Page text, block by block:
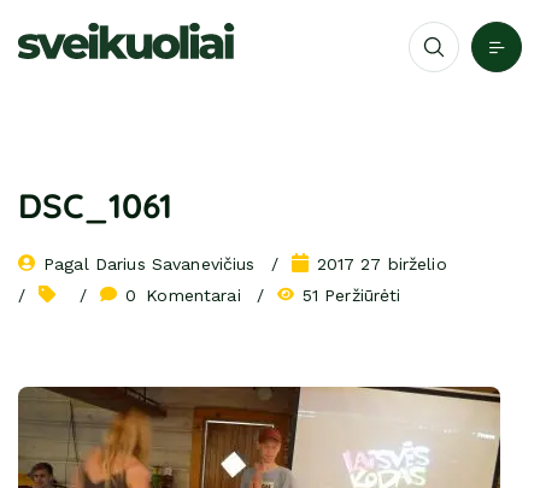
DSC_1061
Pagal Darius Savanevičius
2017 27 birželio
0
Komentarai 51 Peržiūrėti